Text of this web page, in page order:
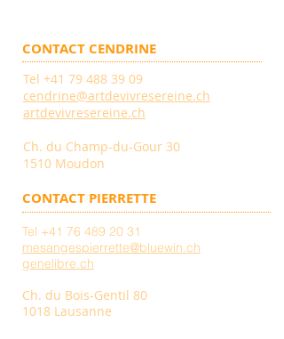
CONTACT CENDRINE
Tel +41 79 488 39 09
cendrine@artdevivresereine.ch
artdevivresereine.ch
Ch. du Champ-du-Gour 30
1510 Moudon
Tel +41 76 489 20 31
mesangespierrette@bluewin.ch
genelibre.ch
Ch. du Bois-Gentil 80
1018 Lausanne
CONTACT PIERRETTE